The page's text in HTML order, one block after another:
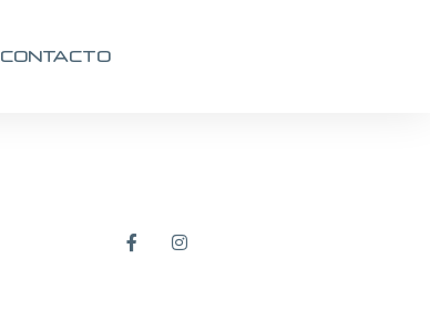
CONTACTO